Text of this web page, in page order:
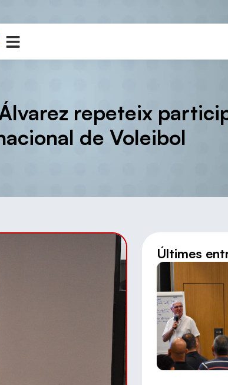
repeteix
de Voleibol
Últimes